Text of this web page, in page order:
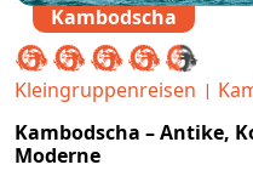
Kambodscha
Kleingruppenreisen
Kambodscha – Antike,
Moderne